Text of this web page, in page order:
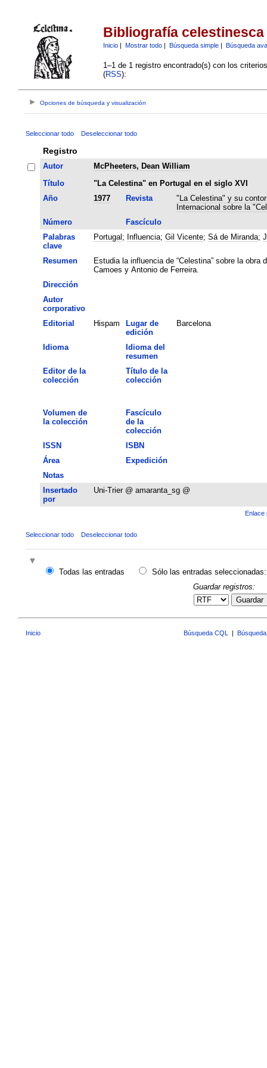
Bibliografía celestinesca
Inicio| Mostrar todo| Búsqueda simple| Búsqueda
1–1 de 1 registro encontrado(s) con los
(RSS):
Opciones de búsqueda y visualización
Seleccionar todo Deseleccionar todo
Registro
Autor
McPheeters, Dean William
Título
"La Celestina" en Portugal en el siglo XVI
Año
1977 Revista
"La Celestina" y su
Internacional sobre la
Número
Fascículo
Palabras
clave
Portugal ; Influencia; Gil Vicente; Sá de Miranda;
Resumen
Estudia la influencia de “Celestina” sobre la
Camoes y Antonio de Ferreira.
Dirección
Autor
corporativo
Editorial
Hispam
Lugar de
edición
Barcelona
Idioma
Idioma del
resumen
Editor de la
colección
Título de la
colección
Volumen de
la colección
Fascículo
de la
colección
ISSN
ISBN
Área
Expedición
Notas
Insertado
por
Uni-Trier @ amaranta_sg @
Enlace
Seleccionar todo Deseleccionar todo
Todas las entradas
Sólo las entradas seleccionadas:
Guardar registros:
Guardar
Inicio Búsqueda CQL